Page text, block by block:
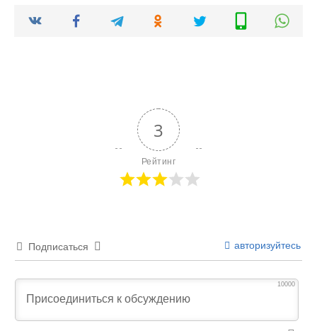
3
Рейтинг
Подписаться авторизуйтесь
10000